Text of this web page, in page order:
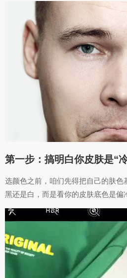
第一步：搞明白你皮肤是“
选颜色之前，咱们先得把自己的肤色
黑还是白，而是看你的皮肤底色是偏